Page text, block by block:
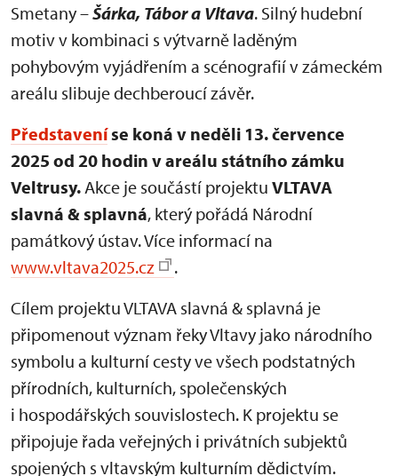
Smetany –Šárka, Tábor a Vltava. Silný hudební
motiv v kombinaci s výtvarně laděným
pohybovým vyjádřením a scénografií v zámeckém
areálu slibuje dechberoucí závěr.
Představeníse koná v neděli 13. července
2025 od 20 hodin v areálu státního zámku
Veltrusy.Akce je součástí projektu VLTAVA
slavná & splavná, který pořádá Národní
památkový ústav. Více informací na
www.vltava2025.cz
.
Cílem projektu VLTAVA slavná & splavná je
připomenout význam řeky Vltavy jako národního
symbolu a kulturní cesty ve všech podstatných
přírodních, kulturních, společenských
i hospodářských souvislostech. K projektu se
připojuje řada veřejných i privátních subjektů
spojených s vltavským kulturním dědictvím.